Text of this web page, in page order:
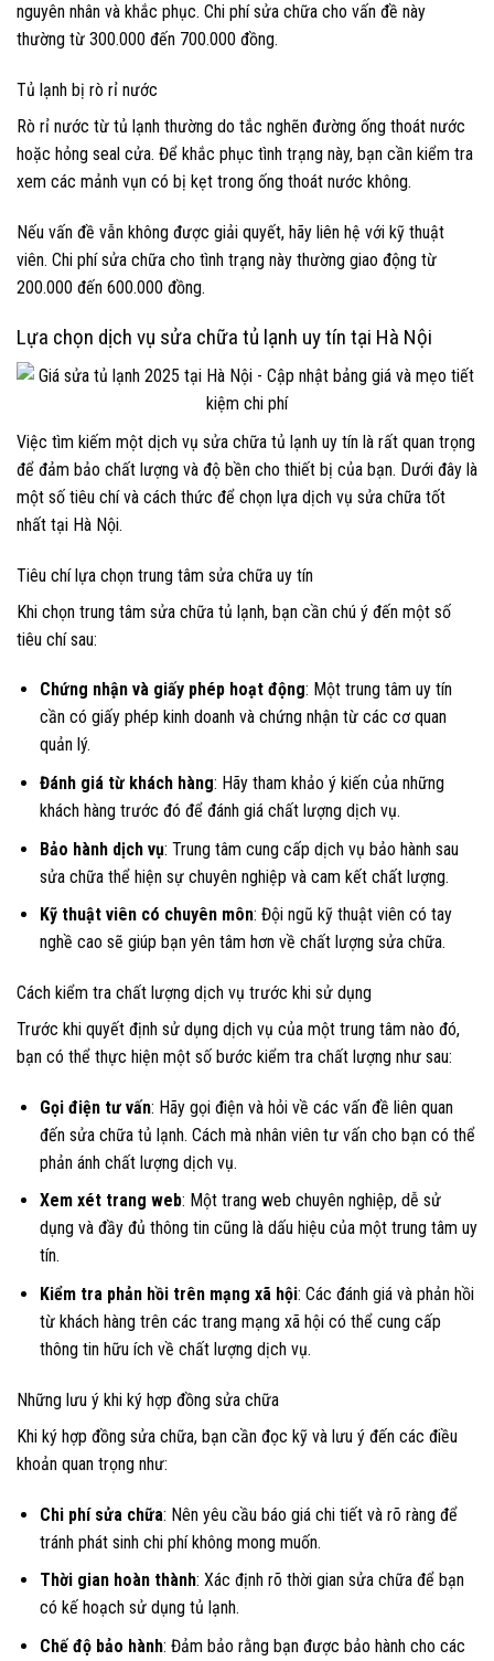
nguyên nhân và khắc phục. Chi phí sửa chữa cho vấn đề này
thường từ 300.000 đến 700.000 đồng.
Tủ lạnh bị rò rỉ nước
Rò rỉ nước từ tủ lạnh thường do tắc nghẽn đường ống thoát nước
hoặc hỏng seal cửa. Để khắc phục tình trạng này, bạn cần kiểm tra
xem các mảnh vụn có bị kẹt trong ống thoát nước không.
Nếu vấn đề vẫn không được giải quyết, hãy liên hệ với kỹ thuật
viên. Chi phí sửa chữa cho tình trạng này thường giao động từ
200.000 đến 600.000 đồng.
Lựa chọn dịch vụ sửa chữa tủ lạnh uy tín tại Hà Nội
Việc tìm kiếm một dịch vụ sửa chữa tủ lạnh uy tín là rất quan trọng
để đảm bảo chất lượng và độ bền cho thiết bị của bạn. Dưới đây là
một số tiêu chí và cách thức để chọn lựa dịch vụ sửa chữa tốt
nhất tại Hà Nội.
Tiêu chí lựa chọn trung tâm sửa chữa uy tín
Khi chọn trung tâm sửa chữa tủ lạnh, bạn cần chú ý đến một số
tiêu chí sau:
Chứng nhận và giấy phép hoạt động: Một trung tâm uy tín
cần có giấy phép kinh doanh và chứng nhận từ các cơ quan
quản lý.
Đánh giá từ khách hàng: Hãy tham khảo ý kiến của những
khách hàng trước đó để đánh giá chất lượng dịch vụ.
Bảo hành dịch vụ: Trung tâm cung cấp dịch vụ bảo hành sau
sửa chữa thể hiện sự chuyên nghiệp và cam kết chất lượng.
Kỹ thuật viên có chuyên môn: Đội ngũ kỹ thuật viên có tay
nghề cao sẽ giúp bạn yên tâm hơn về chất lượng sửa chữa.
Cách kiểm tra chất lượng dịch vụ trước khi sử dụng
Trước khi quyết định sử dụng dịch vụ của một trung tâm nào đó,
bạn có thể thực hiện một số bước kiểm tra chất lượng như sau:
Gọi điện tư vấn: Hãy gọi điện và hỏi về các vấn đề liên quan
đến sửa chữa tủ lạnh. Cách mà nhân viên tư vấn cho bạn có thể
phản ánh chất lượng dịch vụ.
Xem xét trang web: Một trang web chuyên nghiệp, dễ sử
dụng và đầy đủ thông tin cũng là dấu hiệu của một trung tâm uy
tín.
Kiểm tra phản hồi trên mạng xã hội: Các đánh giá và phản hồi
từ khách hàng trên các trang mạng xã hội có thể cung cấp
thông tin hữu ích về chất lượng dịch vụ.
Những lưu ý khi ký hợp đồng sửa chữa
Khi ký hợp đồng sửa chữa, bạn cần đọc kỹ và lưu ý đến các điều
khoản quan trọng như:
Chi phí sửa chữa: Nên yêu cầu báo giá chi tiết và rõ ràng để
tránh phát sinh chi phí không mong muốn.
Thời gian hoàn thành: Xác định rõ thời gian sửa chữa để bạn
có kế hoạch sử dụng tủ lạnh.
Chế độ bảo hành: Đảm bảo rằng bạn được bảo hành cho các